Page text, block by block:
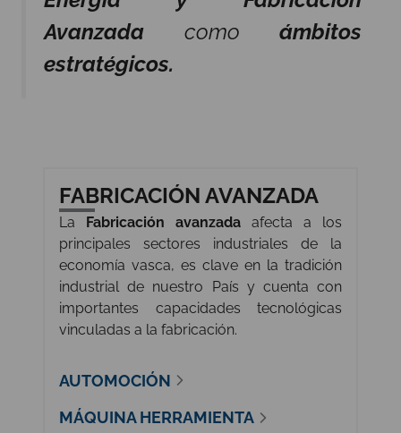
Avanzada como ámbitos
estratégicos.
FABRICACIÓN AVANZADA
La Fabricación avanzada afecta a los
principales sectores industriales de la
economía vasca, es clave en la tradición
industrial de nuestro País y cuenta con
importantes capacidades tecnológicas
vinculadas a la fabricación.
AUTOMOCIÓN
MÁQUINA HERRAMIENTA